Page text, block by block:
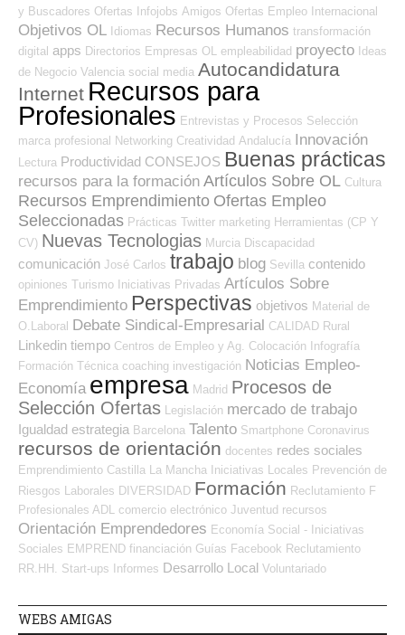
y Buscadores Ofertas Infojobs Amigos Ofertas Empleo Internacional
Objetivos OL Idiomas Recursos Humanos transformación
digital apps Directorios Empresas OL empleabilidad proyecto Ideas
de Negocio Valencia social media Autocandidatura
Internet Recursos para
Profesionales Entrevistas y Procesos Selección
marca profesional Networking Creatividad Andalucía Innovación
Lectura Productividad CONSEJOS Buenas prácticas
recursos para la formación Artículos Sobre OL Cultura
Recursos Emprendimiento Ofertas Empleo
Seleccionadas Prácticas Twitter marketing Herramientas (CP Y
CV) Nuevas Tecnologias Murcia Discapacidad
comunicación José Carlos trabajo blog Sevilla contenido
opiniones Turismo Iniciativas Privadas Artículos Sobre
Emprendimiento Perspectivas objetivos Material de
O.Laboral Debate Sindical-Empresarial CALIDAD Rural
Linkedin tiempo Centros de Empleo y Ag. Colocación Infografía
Formación Técnica coaching investigación Noticias Empleo-
Economía empresa Madrid Procesos de
Selección Ofertas Legislación mercado de trabajo
Igualdad estrategia Barcelona Talento Smartphone Coronavirus
recursos de orientación docentes redes sociales
Emprendimiento Castilla La Mancha Iniciativas Locales Prevención de
Riesgos Laborales DIVERSIDAD Formación Reclutamiento F
Profesionales ADL
comercio electrónico Juventud recursos
Orientación Emprendedores Economía Social - Iniciativas
Sociales EMPREND financiación Guías Facebook Reclutamiento
RR.HH.
Start-ups Informes Desarrollo Local Voluntariado
WEBS AMIGAS